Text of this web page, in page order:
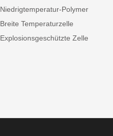
Niedrigtemperatur-Polymer
Breite Temperaturzelle
Explosionsgeschützte Zelle